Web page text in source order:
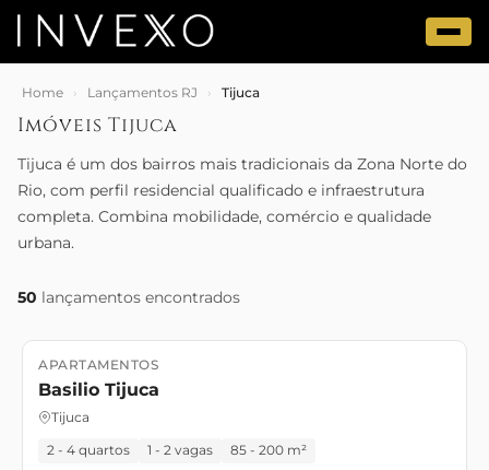
Home › Lançamentos RJ › Tijuca
Imóveis Tijuca
Tijuca é um dos bairros mais tradicionais da Zona Norte do
Rio, com perfil residencial qualificado e infraestrutura
completa. Combina mobilidade, comércio e qualidade
urbana.
50 lançamentos encontrados
Lançamento
APARTAMENTOS
Basilio Tijuca
Tijuca
2 - 4 quartos 1 - 2 vagas 85 - 200 m²